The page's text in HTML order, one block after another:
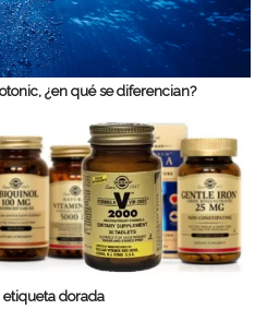
¿en qué se diferencian?
etiqueta dorada